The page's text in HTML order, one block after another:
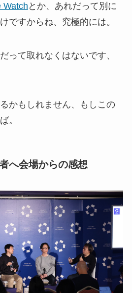
Watchとか、あれだって別に
ですからね、究極的には。
て取れなくはないです、
かもしれません、もしこの
。
へ会場からの感想